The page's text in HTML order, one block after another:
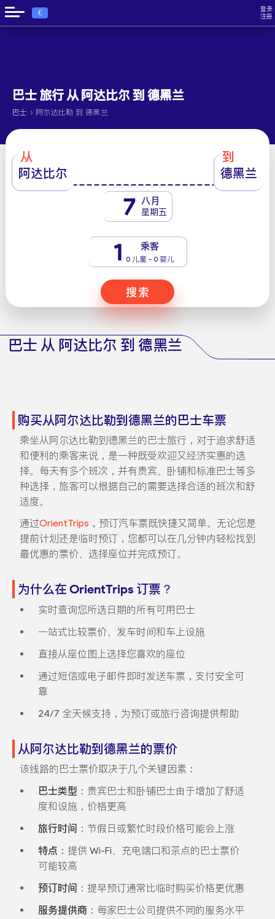
€
登录
注册
巴士 旅行 从 阿达比尔 到 德黑兰
巴士 › 阿尔达比勒 到 德黑兰
从
阿达比尔
到
德黑兰
7 八月
星期五
1 乘客
0 儿童 - 0 婴儿
搜索
巴士 从 阿达比尔 到 德黑兰
购买从阿尔达比勒到德黑兰的巴士车票
乘坐从阿尔达比勒到德黑兰的巴士旅行，对于追求舒适
和便利的乘客来说，是一种既受欢迎又经济实惠的选
择。每天有多个班次，并有贵宾、卧铺和标准巴士等多
种选择，旅客可以根据自己的需要选择合适的班次和舒
适度。
通过OrientTrips ，预订汽车票既快捷又简单。无论您是
提前计划还是临时预订，您都可以在几分钟内轻松找到
最优惠的票价、选择座位并完成预订。
为什么在 OrientTrips 订票？
实时查询您所选日期的所有可用巴士
一站式比较票价、发车时间和车上设施
直接从座位图上选择您喜欢的座位
通过短信或电子邮件即时发送车票，支付安全可
靠
24/7 全天候支持，为预订或旅行咨询提供帮助
从阿尔达比勒到德黑兰的票价
该线路的巴士票价取决于几个关键因素：
巴士类型 ：贵宾巴士和卧铺巴士由于增加了舒适
度和设施，价格更高
旅行时间 ：节假日或繁忙时段价格可能会上涨
特点 ：提供 Wi-Fi、充电端口和茶点的巴士票价
可能较高
预订时间 ：提早预订通常比临时购买价格更优惠
服务提供商：每家巴士公司提供不同的服务水平